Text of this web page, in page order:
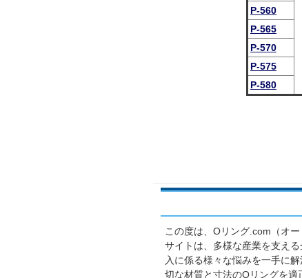
P-560
P-565
P-570
P-575
P-580
この度は、Oリング.com（オ
サイトは、多様な産業を支え
入に係る様々な悩みを一手に
切な材質と寸法のOリングを